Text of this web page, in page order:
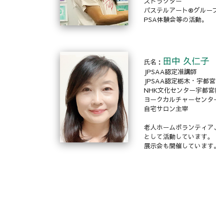
パステルアート®グルー
PSA体験会等の活動。
氏名： 田中 久仁子
JPSAA認定准講師
JPSAA認定栃木・宇都
NHK文化センター宇都
ヨークカルチャーセンタ
自宅サロン主宰
老人ホームボランティ
として活動しています。
展示会も開催しています。